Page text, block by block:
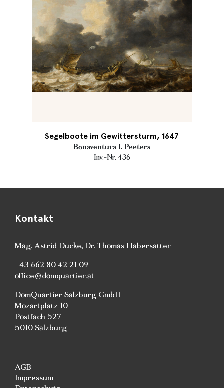
Segelboote im Gewittersturm, 1647
Bonaventura I. Peeters
Inv.-Nr. 436
Kontakt
Mag. Astrid Ducke, Dr. Thomas Habersatter
+43 662 80 42 21 09
office@domquartier.at
DomQuartier Salzburg GmbH
Mozartplatz 10
Postfach 527
5010 Salzburg
AGB
Impressum